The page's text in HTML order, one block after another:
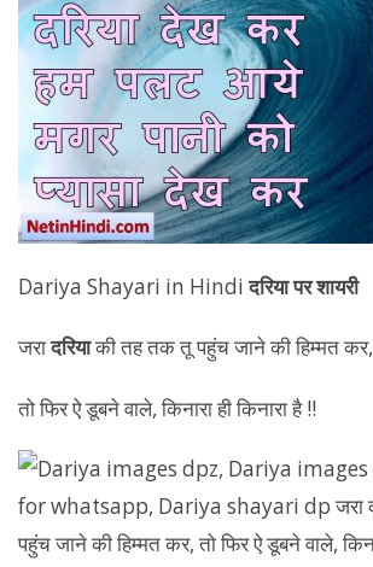
Dariya Shayari in Hindiदरिया पर शायरी
जरादरियाकी तह तक तू पहुंच जाने की हिम्मत कर,
तो फिर ऐ डूबने वाले, किनारा ही किनारा है !!